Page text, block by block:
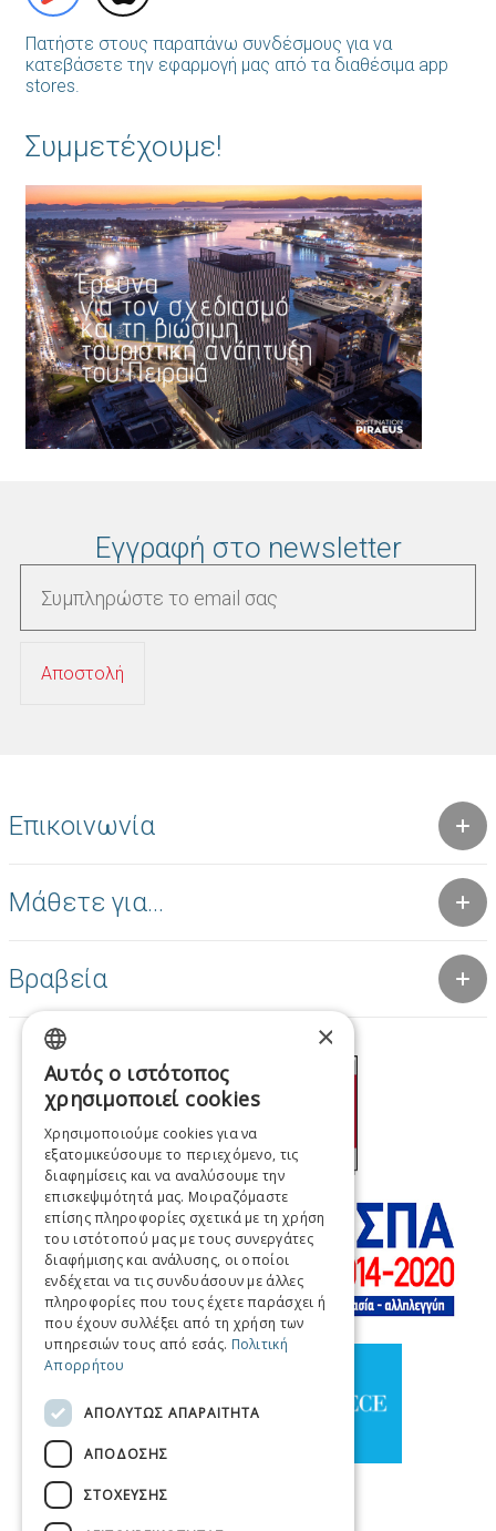
Πατήστε στους παραπάνω συνδέσμους για να
κατεβάσετε την εφαρμογή μας από τα διαθέσιμα app
stores.
Συμμετέχουμε!
Εγγραφή στο newsletter
Επικοινωνία
Μάθετε για...
Βραβεία
GREEK
FRENCH
ITALIAN
GERMAN
SPANISH
CHINESE (SIMPLIFIED)
CHINESE
×
Αυτός ο ιστότοπος
χρησιμοποιεί cookies
Χρησιμοποιούμε cookies για να
εξατομικεύσουμε το περιεχόμενο, τις
διαφημίσεις και να αναλύσουμε την
επισκεψιμότητά μας. Μοιραζόμαστε
επίσης πληροφορίες σχετικά με τη χρήση
του ιστότοπού μας με τους συνεργάτες
διαφήμισης και ανάλυσης, οι οποίοι
ενδέχεται να τις συνδυάσουν με άλλες
πληροφορίες που τους έχετε παράσχει ή
που έχουν συλλέξει από τη χρήση των
υπηρεσιών τους από εσάς. Πολιτική
Απορρήτου
ΑΠΟΛΎΤΩΣ ΑΠΑΡΑΊΤΗΤΑ
ΑΠΌΔΟΣΗΣ
ΣΤΌΧΕΥΣΗΣ